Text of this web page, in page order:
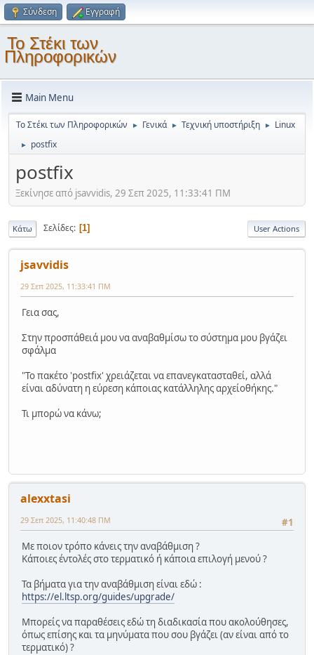
Σύνδεση Εγγραφή
Το Στέκι των
Πληροφορικών
Main Menu
Το Στέκι των Πληροφορικών ► Γενικά ► Τεχνική υποστήριξη ► Linux
► postfix
postfix
Ξεκίνησε από jsavvidis, 29 Σεπ 2025, 11:33:41 ΠΜ
Κάτω Σελίδες 1 User Actions
jsavvidis
29 Σεπ 2025, 11:33:41 ΠΜ
Γεια σας,
Στην προσπάθειά μου να αναβαθμίσω το σύστημα μου βγάζει
σφάλμα
"Το πακέτο 'postfix' χρειάζεται να επανεγκατασταθεί, αλλά
είναι αδύνατη η εύρεση κάποιας κατάλληλης αρχείοθήκης."
Τι μπορώ να κάνω;
alexxtasi
#1
29 Σεπ 2025, 11:40:48 ΠΜ
Με ποιον τρόπο κάνεις την αναβάθμιση ?
Κάποιες έντολές στο τερματικό ή κάποια επιλογή μενού ?
Τα βήματα για την αναβάθμιση είναι εδώ :
https://el.ltsp.org/guides/upgrade/
Μπορείς να παραθέσεις εδώ τη διαδικασία που ακολούθησες,
όπως επίσης και τα μηνύματα που σου βγάζει (αν είναι από το
τερματικό) ?